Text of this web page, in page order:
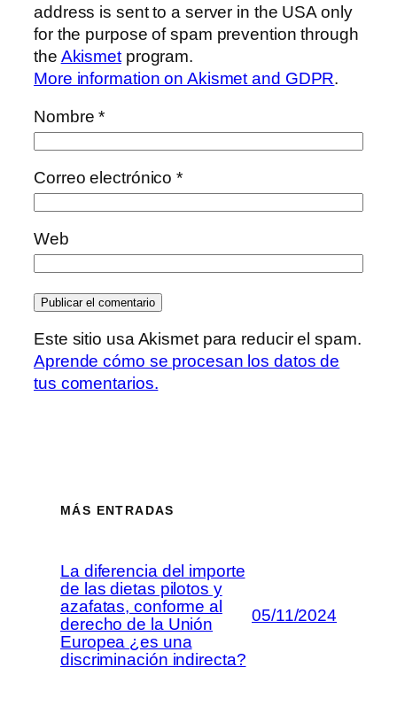
address is sent to a server in the USA only
for the purpose of spam prevention through
the Akismetprogram.
More information on Akismet and GDPR.
Nombre*
Correo electrónico*
Web
Este sitio usa Akismet para reducir el spam.
Aprende cómo se procesan los datos de
tus comentarios.
MÁS ENTRADAS
La diferencia del importe
de las dietas pilotos y
azafatas, conforme al
derecho de la Unión
Europea ¿es una
discriminación indirecta?
05/11/2024